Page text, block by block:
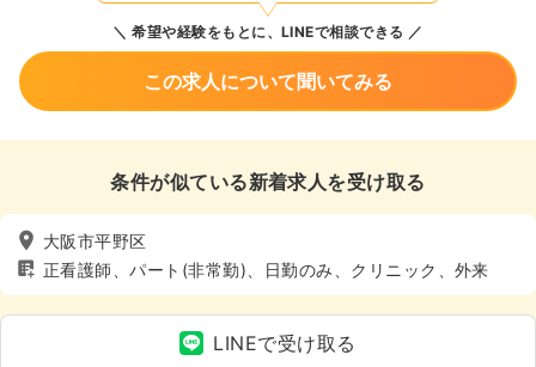
希望や経験をもとに、LINEで相談できる
この求人について聞いてみる
条件が似ている新着求人を受け取る
大阪市平野区
正看護師、パート(非常勤)、日勤のみ、クリニック、外来
LINEで受け取る